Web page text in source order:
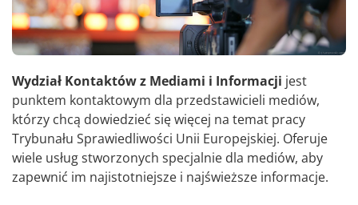
Wydział Kontaktów z Mediami i Informacji jest
punktem kontaktowym dla przedstawicieli mediów,
którzy chcą dowiedzieć się więcej na temat pracy
Trybunału Sprawiedliwości Unii Europejskiej. Oferuje
wiele usług stworzonych specjalnie dla mediów, aby
zapewnić im najistotniejsze i najświeższe informacje.